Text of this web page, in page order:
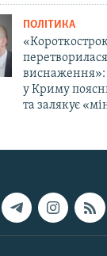
ПОЛІТИКА
виснаження»:
у Криму
та залякує